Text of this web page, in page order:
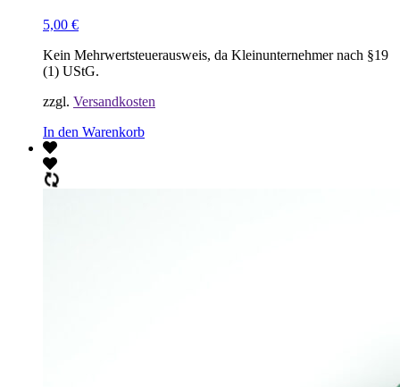
5,00 €
Kein Mehrwertsteuerausweis, da Kleinunternehmer nach §19
(1) UStG.
zzgl. Versandkosten
In den Warenkorb